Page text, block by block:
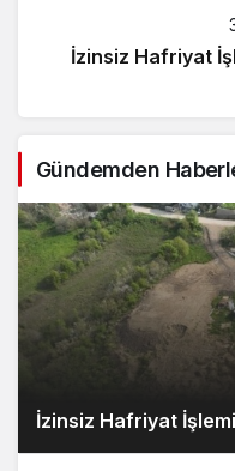
İzinsiz Hafriyat
Gündemden
İzinsiz Hafriyat